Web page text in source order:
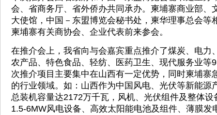
会、省商务厅、省外侨办共同承办。柬埔寨商业部、
大使馆，中国－东盟博览会秘书处，柬华理事总会等
柬埔寨有关商协会、企业代表前来参会。
在推介会上，我省向与会嘉宾重点推介了煤炭、电力
农产品、特色食品、轻纺、医药卫生、现代服务业等
次推介项目主要集中在山西有一定优势，同时柬埔寨
的行业领域。如：山西作为中国风电、光伏等新能源
总装机容量达2172万千瓦，风机、光伏组件及整体
1.5-6MW风电设备、高效太阳能电池及组件、薄膜发